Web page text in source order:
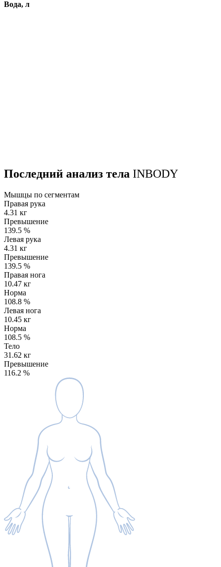
Вода, л
Последний анализ тела INBODY
Мышцы по сегментам
Правая рука
4.31 кг
Превышение
139.5 %
Левая рука
4.31 кг
Превышение
139.5 %
Правая нога
10.47 кг
Норма
108.8 %
Левая нога
10.45 кг
Норма
108.5 %
Тело
31.62 кг
Превышение
116.2 %